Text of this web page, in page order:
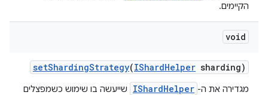
הקיימים.
void
setShardingStrategy(IShardHelper sharding)
מגדירה את ה- IShardHelper
שייעשה בו שימוש כשמפצלים